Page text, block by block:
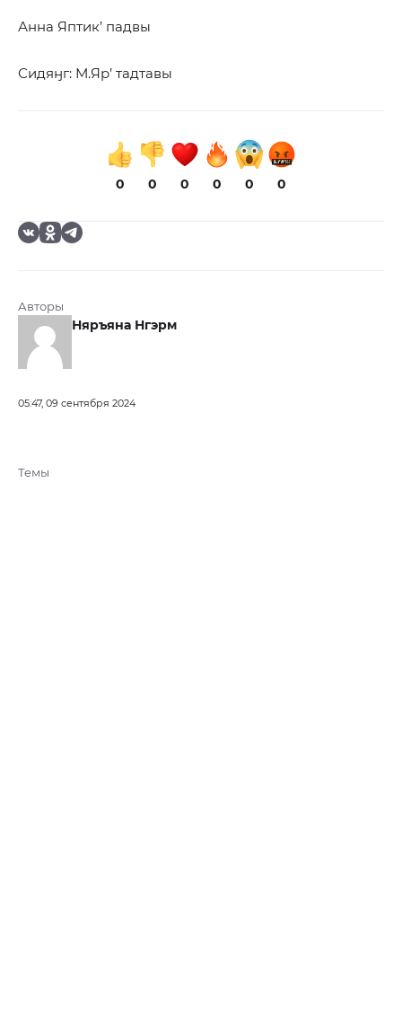
Анна Яптик’ падвы
Сидяӈг: М.Яр’ тадтавы
0 0 0 0 0 0
Авторы
Няръяна Нгэрм
05:47, 09 сентября 2024
Темы